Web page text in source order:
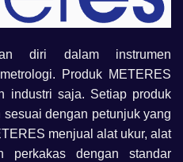
diri dalam instrumen
Produk METERES
industri saja. Setiap produk
dengan petunjuk yang
menjual alat ukur, alat
dengan standar